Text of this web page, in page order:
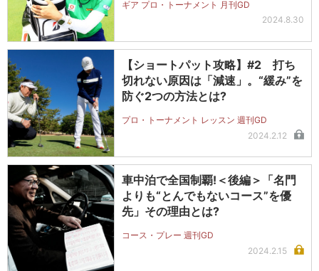
ギア プロ・トーナメント 月刊GD
2024.8.30
【ショートパット攻略】#2 打ち
切れない原因は「減速」。“緩み”を
防ぐ2つの方法とは?
プロ・トーナメント レッスン 週刊GD
2024.2.12
車中泊で全国制覇!＜後編＞「名門
よりも“とんでもないコース”を優
先」その理由とは?
コース・プレー 週刊GD
2024.2.15